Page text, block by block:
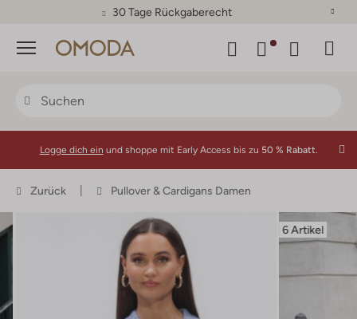
30 Tage Rückgaberecht
Menü
Logge dich ein und shoppe mit Early Access bis zu 50 % Rabatt.
Zurück Pullover & Cardigans Damen
6 Artikel